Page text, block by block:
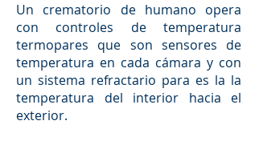
Un crematorio de humano opera
con controles de temperatura
termopares que son sensores de
temperatura en cada cámara y con
un sistema refractario para es la la
temperatura del interior hacia el
exterior.